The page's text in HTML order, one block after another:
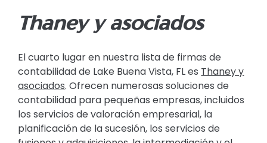
Thaney y asociados
El cuarto lugar en nuestra lista de firmas de
contabilidad de Lake Buena Vista, FL es Thaney y
asociados. Ofrecen numerosas soluciones de
contabilidad para pequeñas empresas, incluidos
los servicios de valoración empresarial, la
planificación de la sucesión, los servicios de